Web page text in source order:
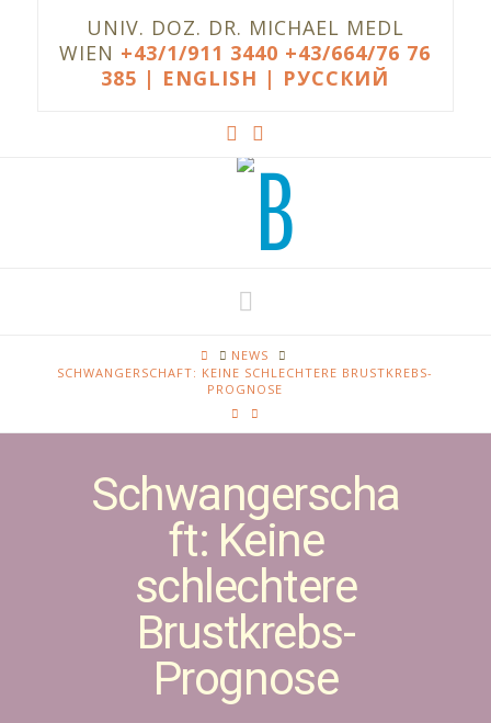
UNIV. DOZ. DR. MICHAEL MEDL
WIEN +43/1/911 3440 +43/664/76 76
385 | ENGLISH | РУССКИЙ
HOMENEWS
SCHWANGERSCHAFT: KEINE SCHLECHTERE BRUSTKREBS-
PROGNOSE
Schwangerscha
ft: Keine
schlechtere
Brustkrebs-
Prognose